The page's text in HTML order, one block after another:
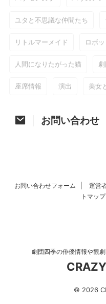
ユタと不思議な仲間たち
リトルマーメイド ロボ
人間になりたがった猫
座席情報 演出 美女
お問い合わせ
お問い合わせフォーム 運営
トマップ
劇団四季の俳優情報や観
© 2026